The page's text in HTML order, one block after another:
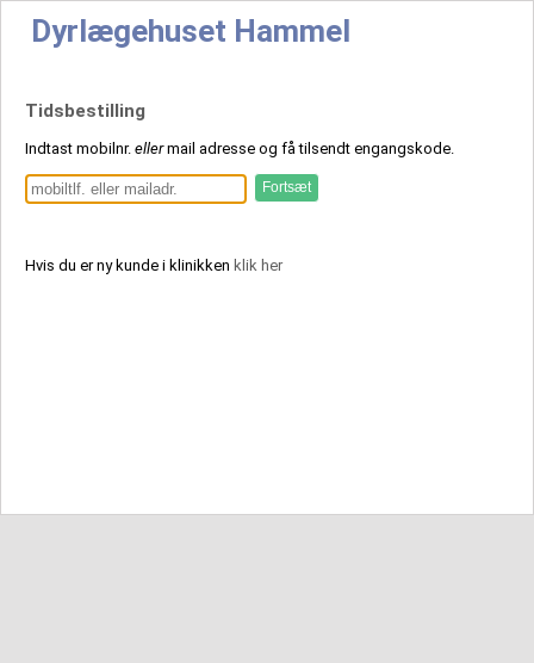
Dyrlægehuset Hammel
Tidsbestilling
Indtast mobilnr. ellermail adresse og få tilsendt engangskode.
Hvis du er ny kunde i klinikken klik her